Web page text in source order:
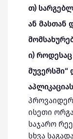
თ)
ან მასთან
ი) როდესაც
მუვერსში“
ისეთი
საჯარო
სხვა